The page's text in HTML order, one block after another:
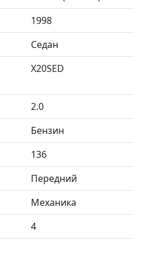
1998
Седан
X20SED
2.0
Бензин
136
Передний
Механика
4